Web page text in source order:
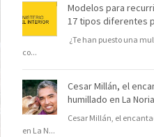
Modelos para
17 tipos diferentes
¿Te han puesto una
co...
Cesar Millán, el
humillado en La
Cesar Millán, el
en La N...